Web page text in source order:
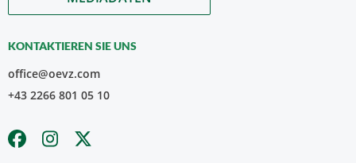
KONTAKTIEREN SIE UNS
office@oevz.com
+43 2266 801 05 10